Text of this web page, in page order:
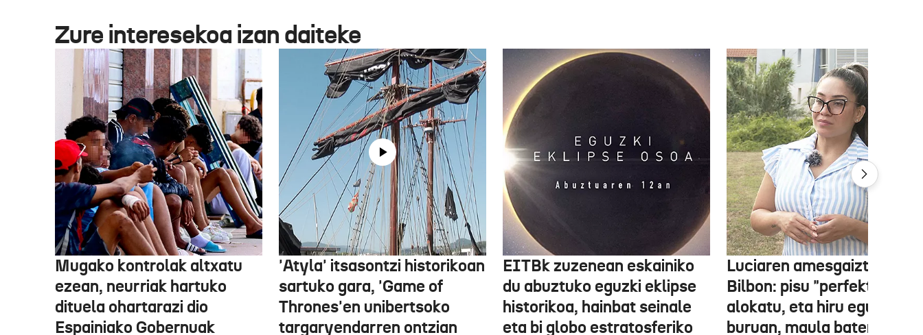
Zure interesekoa izan daiteke
Mugako kontrolak altxatu
ezean, neurriak hartuko
dituela ohartarazi dio
Espainiako Gobernuak
'Atyla' itsasontzi historikoan
sartuko gara, 'Game of
Thrones'en unibertsoko
targaryendarren ontzian
EITBk zuzenean eskainiko
du abuztuko eguzki eklipse
historikoa, hainbat seinale
eta bi globo estratosferiko
Luciaren amesgaiztoa
Bilbon: pisu "perfektua"
alokatu, eta hiru egunen
buruan, maula baten